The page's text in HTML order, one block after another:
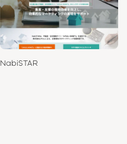
NabiSTAR